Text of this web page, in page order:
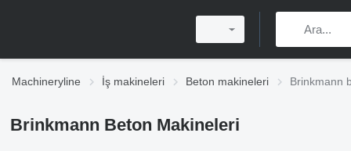
Machineryline İş makineleri Beton makineleri Brinkmann
Brinkmann Beton Makineleri